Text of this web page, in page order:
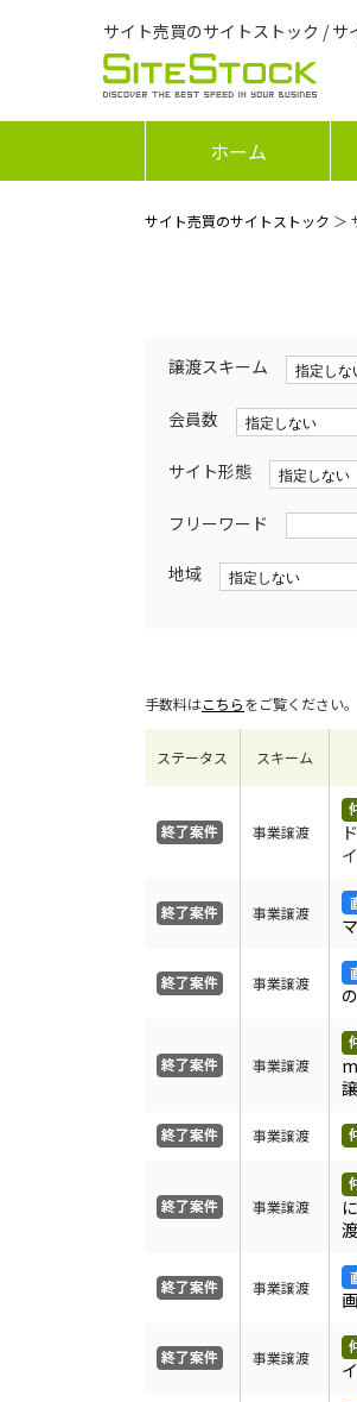
サイト売買のサイトストック /
ホーム
サイト売買のサイトストック ＞
譲渡スキーム
会員数
サイト形態
フリーワード
地域
手数料はこちらをご覧ください。
ステータス スキーム
事業譲渡
事業譲渡
事業譲渡
事業譲渡
事業譲渡
事業譲渡
渡
事業譲渡
事業譲渡